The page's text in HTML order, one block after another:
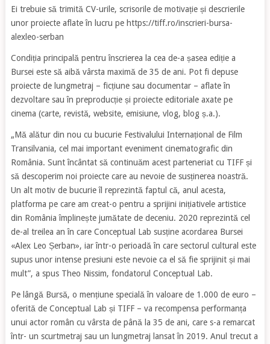
Ei trebuie să trimită CV-urile, scrisorile de motivație și descrierile
unor proiecte aflate în lucru pe https://tiff.ro/inscrieri-bursa-
alexleo-serban
Condiția principală pentru înscrierea la cea de-a șasea ediție a
Bursei este să aibă vârsta maximă de 35 de ani. Pot fi depuse
proiecte de lungmetraj – ficțiune sau documentar – aflate în
dezvoltare sau în preproducție și proiecte editoriale axate pe
cinema (carte, revistă, website, emisiune, vlog, blog ș.a.).
„Mă alătur din nou cu bucurie Festivalului Internațional de Film
Transilvania, cel mai important eveniment cinematografic din
România. Sunt încântat să continuăm acest parteneriat cu TIFF și
să descoperim noi proiecte care au nevoie de susținerea noastră.
Un alt motiv de bucurie îl reprezintă faptul că, anul acesta,
platforma pe care am creat-o pentru a sprijini inițiativele artistice
din România împlinește jumătate de deceniu. 2020 reprezintă cel
de-al treilea an în care Conceptual Lab susține acordarea Bursei
«Alex Leo Șerban», iar într-o perioadă în care sectorul cultural este
supus unor intense presiuni este nevoie ca el să fie sprijinit și mai
mult”, a spus Theo Nissim, fondatorul Conceptual Lab.
Pe lângă Bursă, o mențiune specială în valoare de 1.000 de euro –
oferită de Conceptual Lab și TIFF – va recompensa performanța
unui actor român cu vârsta de până la 35 de ani, care s-a remarcat
într- un scurtmetraj sau un lungmetraj lansat în 2019. Anul trecut a